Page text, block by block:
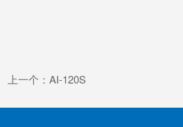
上一个：AI-120S